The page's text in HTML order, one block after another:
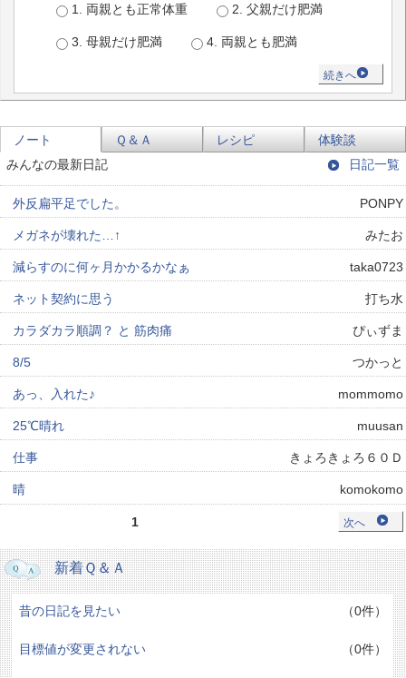
1. 両親とも正常体重 2. 父親だけ肥満
3. 母親だけ肥満 4. 両親とも肥満
続きへ
ノート Ｑ＆Ａ レシピ
体験談
みんなの最新日記
日記一覧
外反扁平足でした。 PONPY
メガネが壊れた…↑ みたお
減らすのに何ヶ月かかるかなぁ taka0723
ネット契約に思う 打ち水
カラダカラ順調？ と 筋肉痛 ぴぃずま
8/5 つかっと
あっ、入れた♪ mommomo
25℃晴れ muusan
仕事 きょろきょろ６０Ｄ
晴 komokomo
1 次へ
新着Ｑ＆Ａ
昔の日記を見たい （0件）
目標値が変更されない （0件）